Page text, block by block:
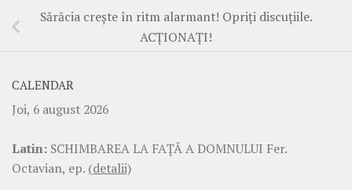
Sărăcia creşte în ritm alarmant! Opriţi discuţiile.
ACŢIONAŢI!
CALENDAR
Joi, 6 august 2026
Latin: SCHIMBAREA LA FAŢĂ A DOMNULUI Fer.
Octavian, ep. (detalii)